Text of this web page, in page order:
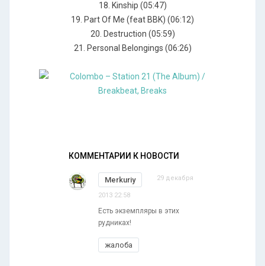
18. Kinship (05:47)
19. Part Of Me (feat BBK) (06:12)
20. Destruction (05:59)
21. Personal Belongings (06:26)
КОММЕНТАРИИ К НОВОСТИ
Merkuriy 29 декабря
2013 22:58
Есть экземпляры в этих
рудниках!
жалоба